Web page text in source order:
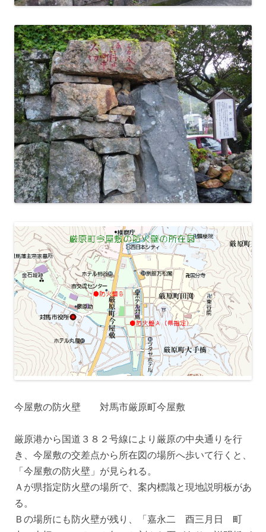
今屋敷の防火壁 対馬市厳原町今屋敷
厳原港から国道３８２号線により厳原の中央通りを行
き、今屋敷の交差点から所在図の場所へ歩いて行くと、
「今屋敷の防火壁」が見られる。
Ａが県指定防火壁の場所で、案内標識と現地説明板があ
る。
Ｂの場所にも防火壁が残り、「嘉永二 酉三月日 町